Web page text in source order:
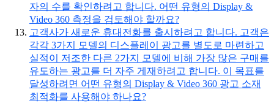
자의 수를 확인하려고 합니다. 어떤 유형의 Display &
Video 360 측정을 검토해야 할까요?
고객사가 새로운 휴대전화를 출시하려고 합니다. 고객은
각각 3가지 모델의 디스플레이 광고를 별도로 마련하고
실적이 저조한 다른 2가지 모델에 비해 가장 많은 구매를
유도하는 광고를 더 자주 게재하려고 합니다. 이 목표를
달성하려면 어떤 유형의 Display & Video 360 광고 소재
최적화를 사용해야 하나요?